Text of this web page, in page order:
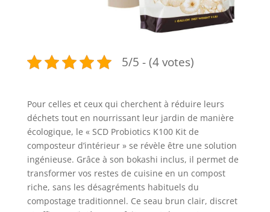
5/5 - (4 votes)
Pour celles et ceux qui cherchent à réduire leurs
déchets tout en nourrissant leur jardin de manière
écologique, le « SCD Probiotics K100 Kit de
composteur d’intérieur » se révèle être une solution
ingénieuse. Grâce à son bokashi inclus, il permet de
transformer vos restes de cuisine en un compost
riche, sans les désagréments habituels du
compostage traditionnel. Ce seau brun clair, discret